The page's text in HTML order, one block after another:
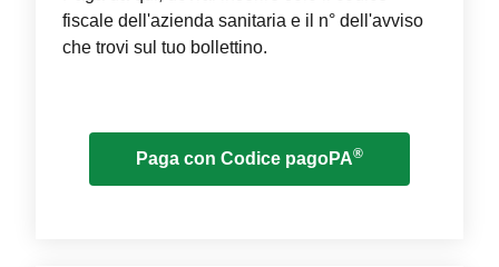
fiscale dell'azienda sanitaria e il n° dell'avviso
che trovi sul tuo bollettino.
Paga con Codice pagoPA®